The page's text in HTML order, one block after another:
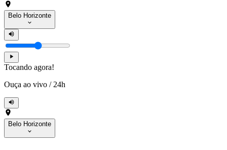
Belo Horizonte
Tocando agora!
Ouça ao vivo / 24h
Belo Horizonte